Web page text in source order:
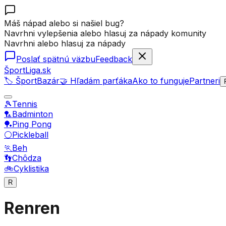
Máš nápad alebo si našiel bug?
Navrhni vylepšenia alebo hlasuj za nápady komunity
Navrhni alebo hlasuj za nápady
Poslať spätnú väzbuFeedback
ŠportLiga.sk
🏷️ ŠportBazár🤝 Hľadám parťákaAko to fungujePartneri
🎾Tennis
🏸Badminton
🏓Ping Pong
⚪Pickleball
🏃Beh
👣Chôdza
🚲Cyklistika
R
Renren